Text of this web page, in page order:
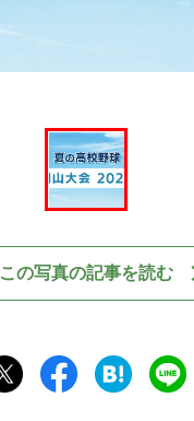
この写真の記事を読む